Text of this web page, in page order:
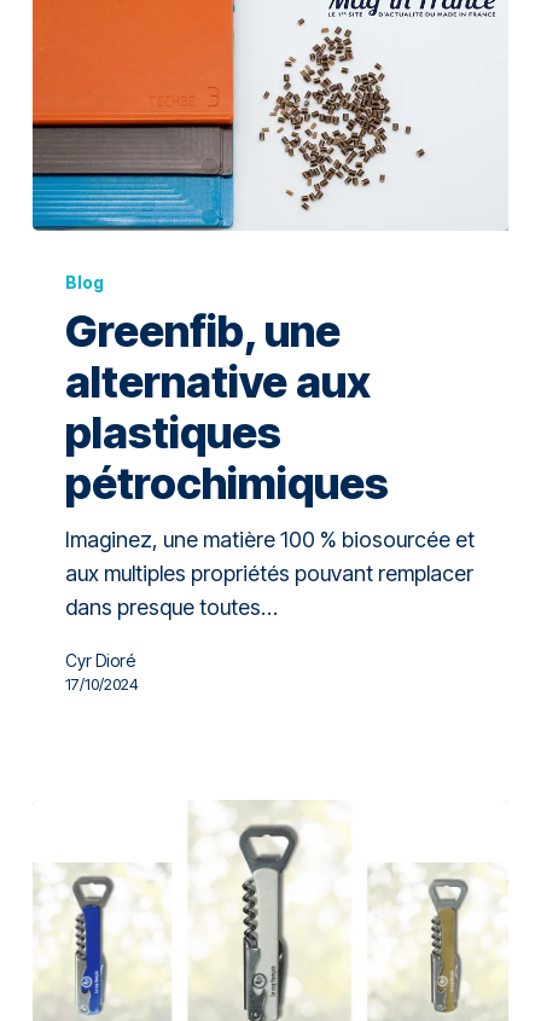
Blog
Greenfib, une
alternative aux
plastiques
pétrochimiques
Imaginez, une matière 100 % biosourcée et
aux multiples propriétés pouvant remplacer
dans presque toutes…
Cyr Dioré
17/10/2024